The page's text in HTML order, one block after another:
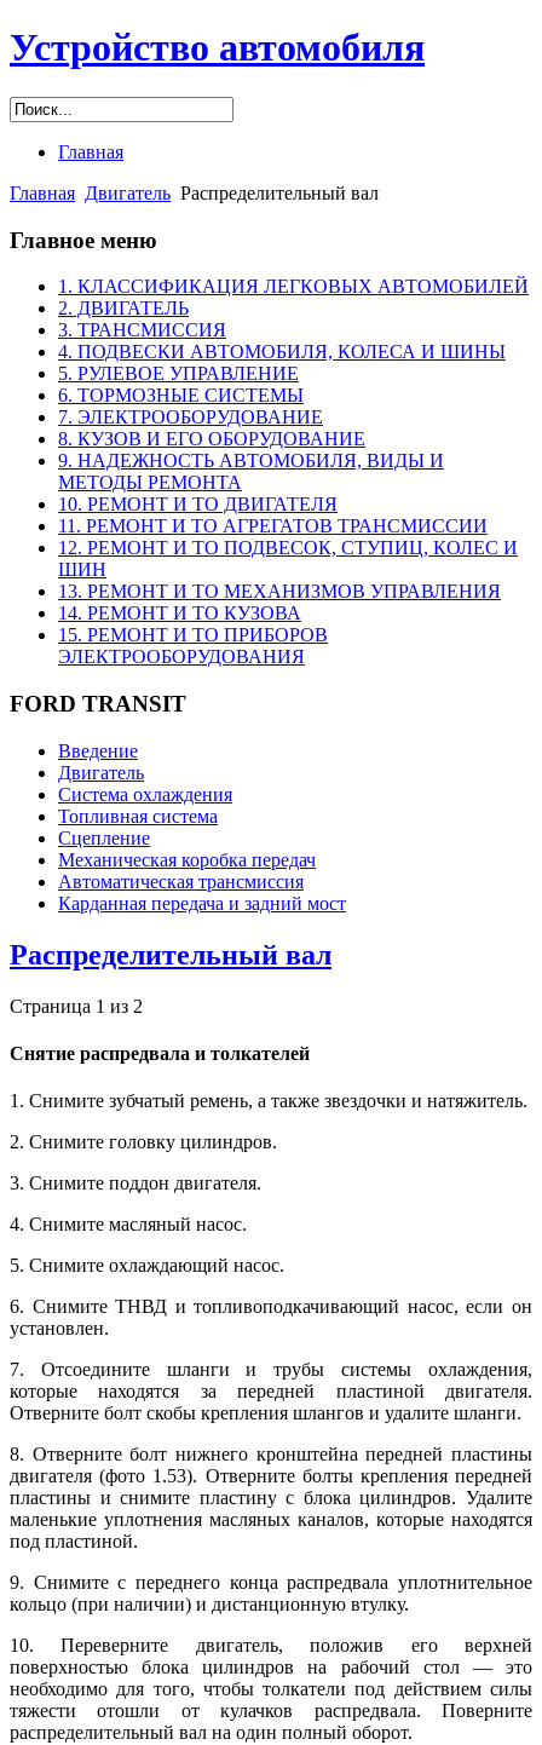
Устройство автомобиля
Главная
Главная Двигатель Распределительный вал
Главное меню
1. КЛАССИФИКАЦИЯ ЛЕГКОВЫХ АВТОМОБИЛЕЙ
2. ДВИГАТЕЛЬ
3. ТРАНСМИССИЯ
4. ПОДВЕСКИ АВТОМОБИЛЯ, КОЛЕСА И ШИНЫ
5. РУЛЕВОЕ УПРАВЛЕНИЕ
6. ТОРМОЗНЫЕ СИСТЕМЫ
7. ЭЛЕКТРООБОРУДОВАНИЕ
8. КУЗОВ И ЕГО ОБОРУДОВАНИЕ
9. НАДЕЖНОСТЬ АВТОМОБИЛЯ, ВИДЫ И
МЕТОДЫ РЕМОНТА
10. РЕМОНТ И ТО ДВИГАТЕЛЯ
11. РЕМОНТ И ТО АГРЕГАТОВ ТРАНСМИССИИ
12. РЕМОНТ И ТО ПОДВЕСОК, СТУПИЦ, КОЛЕС И
ШИН
13. РЕМОНТ И ТО МЕХАНИЗМОВ УПРАВЛЕНИЯ
14. РЕМОНТ И ТО КУЗОВА
15. РЕМОНТ И ТО ПРИБОРОВ
ЭЛЕКТРООБОРУДОВАНИЯ
FORD TRANSIT
Введение
Двигатель
Система охлаждения
Топливная система
Сцепление
Механическая коробка передач
Автоматическая трансмиссия
Карданная передача и задний мост
Распределительный вал
Страница 1 из 2
Снятие распредвала и толкателей
1. Снимите зубчатый ремень, а также звездочки и натяжитель.
2. Снимите головку цилиндров.
3. Снимите поддон двигателя.
4. Снимите масляный насос.
5. Снимите охлаждающий насос.
6. Снимите ТНВД и топливоподкачивающий насос, если он
установлен.
7. Отсоедините шланги и трубы системы охлаждения,
которые находятся за передней пластиной двигателя.
Отверните болт скобы крепления шлангов и удалите шланги.
8. Отверните болт нижнего кронштейна передней пластины
двигателя (фото 1.53). Отверните болты крепления передней
пластины и снимите пластину с блока цилиндров. Удалите
маленькие уплотнения масляных каналов, которые находятся
под пластиной.
9. Снимите с переднего конца распредвала уплотнительное
кольцо (при наличии) и дистанционную втулку.
10. Переверните двигатель, положив его верхней
поверхностью блока цилиндров на рабочий стол — это
необходимо для того, чтобы толкатели под действием силы
тяжести отошли от кулачков распредвала. Поверните
распределительный вал на один полный оборот.